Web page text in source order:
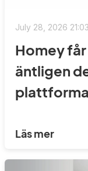
July 28, 2026 21:03
Homey
äntligen
Läs mer